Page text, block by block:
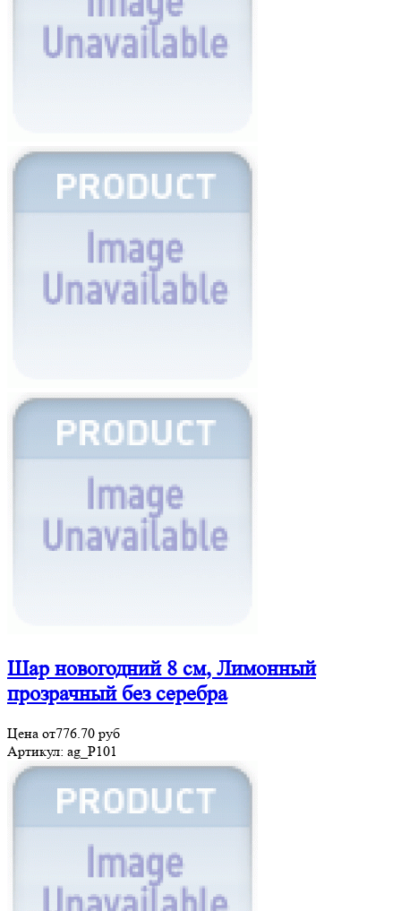
Шар новогодний 8 см, Лимонный
прозрачный без серебра
Цена от776.70 руб
Артикул: ag_P101